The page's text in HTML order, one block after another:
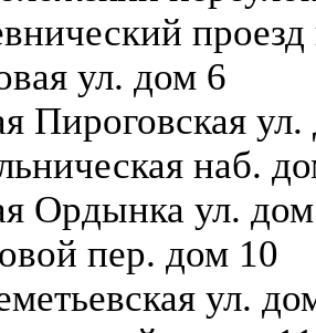
проезд
ул. дом 6
Пироговская
наб.
Ордынка ул.
пер. дом 10
ул.